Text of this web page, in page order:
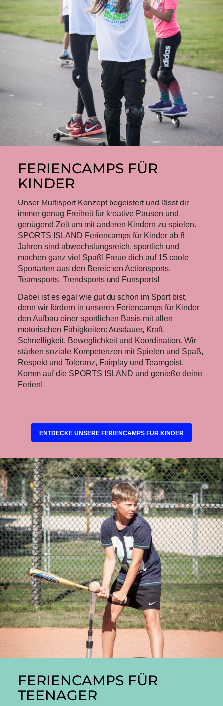
FERIENCAMPS FÜR
KINDER
Unser Multisport Konzept begeistert und lässt dir
immer genug Freiheit für kreative Pausen und
genügend Zeit um mit anderen Kindern zu spielen.
SPORTS ISLAND Feriencamps für Kinder ab 8
Jahren sind abwechslungsreich, sportlich und
machen ganz viel Spaß! Freue dich auf 15 coole
Sportarten aus den Bereichen Actionsports,
Teamsports, Trendsports und Funsports!
Dabei ist es egal wie gut du schon im Sport bist,
denn wir fördern in unseren Feriencamps für Kinder
den Aufbau einer sportlichen Basis mit allen
motorischen Fähigkeiten: Ausdauer, Kraft,
Schnelligkeit, Beweglichkeit und Koordination. Wir
stärken soziale Kompetenzen mit Spielen und Spaß,
Respekt und Toleranz, Fairplay und Teamgeist.
Komm auf die SPORTS ISLAND und genieße deine
Ferien!
ENTDECKE UNSERE FERIENCAMPS FÜR KINDER
FERIENCAMPS FÜR
TEENAGER